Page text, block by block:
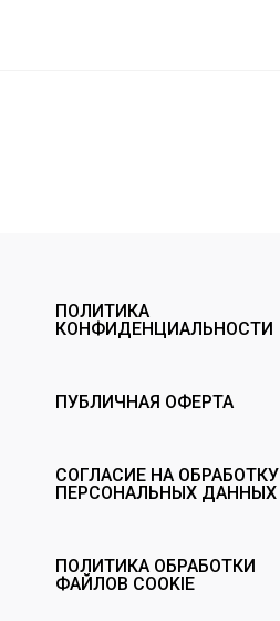
ПОЛИТИКА
КОНФИДЕНЦИАЛЬНОСТИ
ПУБЛИЧНАЯ ОФЕРТА
СОГЛАСИЕ НА ОБРАБОТКУ
ПЕРСОНАЛЬНЫХ ДАННЫХ
ПОЛИТИКА ОБРАБОТКИ
ФАЙЛОВ COOKIE